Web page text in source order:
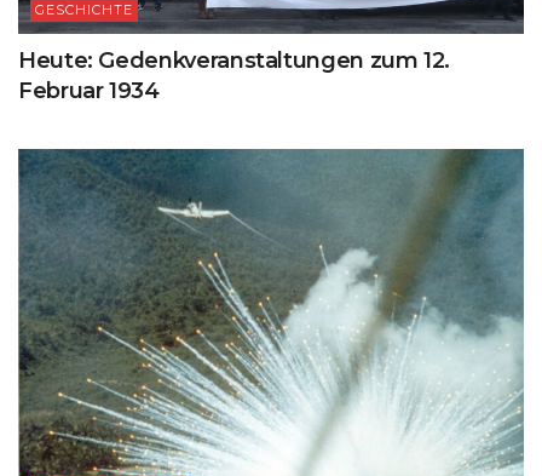
GESCHICHTE
Heute: Gedenkveranstaltungen zum 12.
Februar 1934